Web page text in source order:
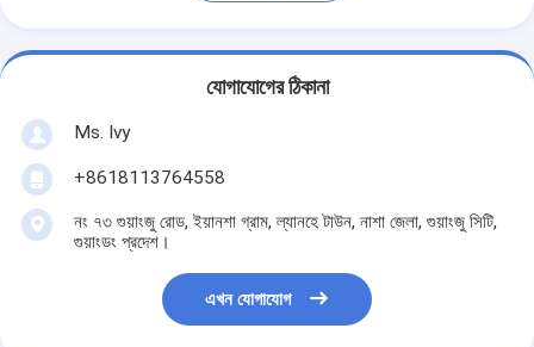
যোগাযোগের ঠিকানা
Ms. Ivy
+8618113764558
নং ৭৩ গুয়াংজু রোড, ইয়ানশা গ্রাম, ল্যানহে টাউন, নাশা জেলা, গুয়াংজু সিটি,
গুয়াংডং প্রদেশ।
এখন যোগাযোগ